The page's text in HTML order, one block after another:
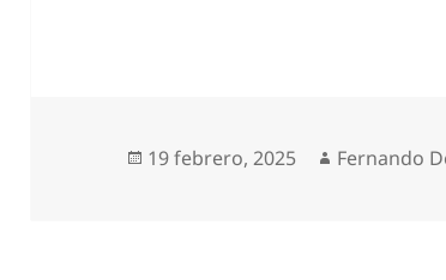
Publicado
19 febrero, 2025 Autor
Fernando